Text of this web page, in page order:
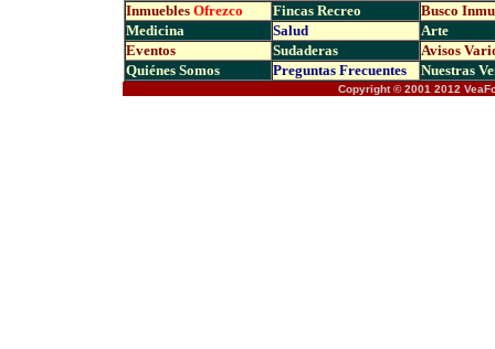
Inmuebles Ofrezco Fincas Recreo
Busco
Medicina
Salud
Arte
Eventos
Sudaderas
Avisos
Quiénes Somos
Preguntas Frecuentes Nuestras
Copyright © 2001 2012